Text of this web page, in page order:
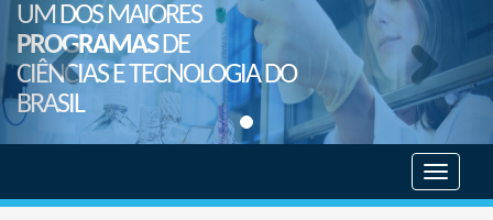
UM DOS MAIORES
PROGRAMASDE
CIÊNCIAS E TECNOLOGIA DO
BRASIL
menu